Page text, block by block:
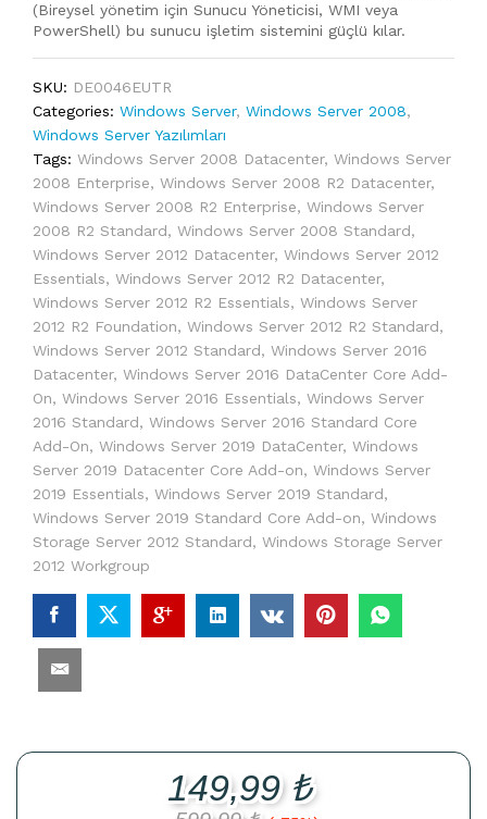
(Bireysel yönetim için Sunucu Yöneticisi, WMI veya
PowerShell) bu sunucu işletim sistemini güçlü kılar.
SKU: DE0046EUTR
Categories: Windows Server, Windows Server 2008,
Windows Server Yazılımları
Tags: Windows Server 2008 Datacenter, Windows Server
2008 Enterprise, Windows Server 2008 R2 Datacenter,
Windows Server 2008 R2 Enterprise, Windows Server
2008 R2 Standard, Windows Server 2008 Standard,
Windows Server 2012 Datacenter, Windows Server 2012
Essentials, Windows Server 2012 R2 Datacenter,
Windows Server 2012 R2 Essentials, Windows Server
2012 R2 Foundation, Windows Server 2012 R2 Standard,
Windows Server 2012 Standard, Windows Server 2016
Datacenter, Windows Server 2016 DataCenter Core Add-
On, Windows Server 2016 Essentials, Windows Server
2016 Standard, Windows Server 2016 Standard Core
Add-On, Windows Server 2019 DataCenter, Windows
Server 2019 Datacenter Core Add-on, Windows Server
2019 Essentials, Windows Server 2019 Standard,
Windows Server 2019 Standard Core Add-on, Windows
Storage Server 2012 Standard, Windows Storage Server
2012 Workgroup
149,99₺